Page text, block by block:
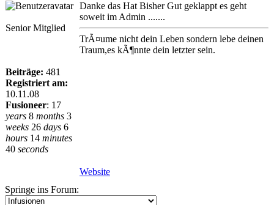
Senior Mitglied
Beiträge: 481
Registriert am:
10.11.08
Fusioneer: 17
years 8 months 3
weeks 26 days 6
hours 14 minutes
40 seconds
Danke das Hat Bisher Gut geklappt es geht
soweit im Admin .......
TrÃ¤ume nicht dein Leben sondern lebe deinen
Traum,es kÃ¶nnte dein letzter sein.
Website
Springe ins Forum: